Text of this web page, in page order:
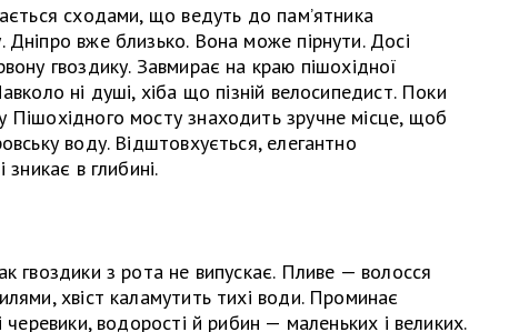
сходами, що ведуть до пам’ятника
Дніпро вже близько. Вона може пірнути. Досі
гвоздику. Завмирає на краю пішохідної
ні душі, хіба що пізній велосипедист. Поки
мосту знаходить зручне місце, щоб
воду. Відштовхується, елегантно
зникає в глибині.
гвоздики з рота не випускає. Пливе — волосся
хвіст каламутить тихі води. Проминає
черевики, водорості й рибин — маленьких і великих.